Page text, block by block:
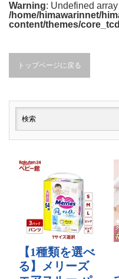
Warning: Undefined
/home/himawarinnet/
content/themes/
トップページに戻る